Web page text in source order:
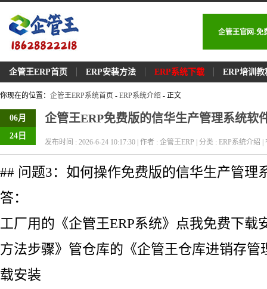
企管王官网-免
企管王ERP首页 ERP安装方法 ERP系统下载 ERP培训教
你现在的位置： 企管王ERP系统首页 - ERP系统介绍 - 正文
06月
24日
企管王ERP免费版的信华生产管理系统软
发布时间 : 2026-6-24 10:17:30 | 作者 : 企管王ERP | 分类 : ERP系统介绍 |
## 问题3：如何操作免费版的信华生产管理
答：
工厂用的《企管王ERP系统》点我免费下载
方法步骤》管仓库的《企管王仓库进销存管
载安装